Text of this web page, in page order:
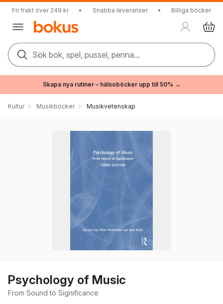
Fri frakt över 249 kr • Snabba leveranser • Billiga böcker
Sök bok, spel, pussel, penna...
Skapa nya rutiner – hälsoböcker upp till 50% →
Kultur Musikböcker Musikvetenskap
Psychology of Music
From Sound to Significance